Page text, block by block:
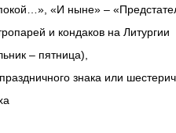
«И ныне» –
и кондаков на Литургии
– пятница),
знака или